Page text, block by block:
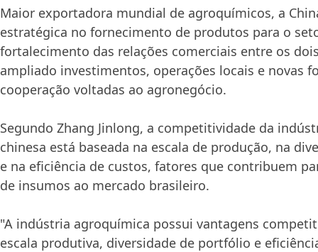
Maior exportadora mundial de agroquímicos, a
estratégica no fornecimento de produtos para o
fortalecimento das relações comerciais entre os
ampliado investimentos, operações locais e novas
cooperação voltadas ao agronegócio.
Segundo Zhang Jinlong, a competitividade da
chinesa está baseada na escala de produção, na
e na eficiência de custos, fatores que contribuem
de insumos ao mercado brasileiro.
"A indústria agroquímica possui vantagens
escala produtiva, diversidade de portfólio e